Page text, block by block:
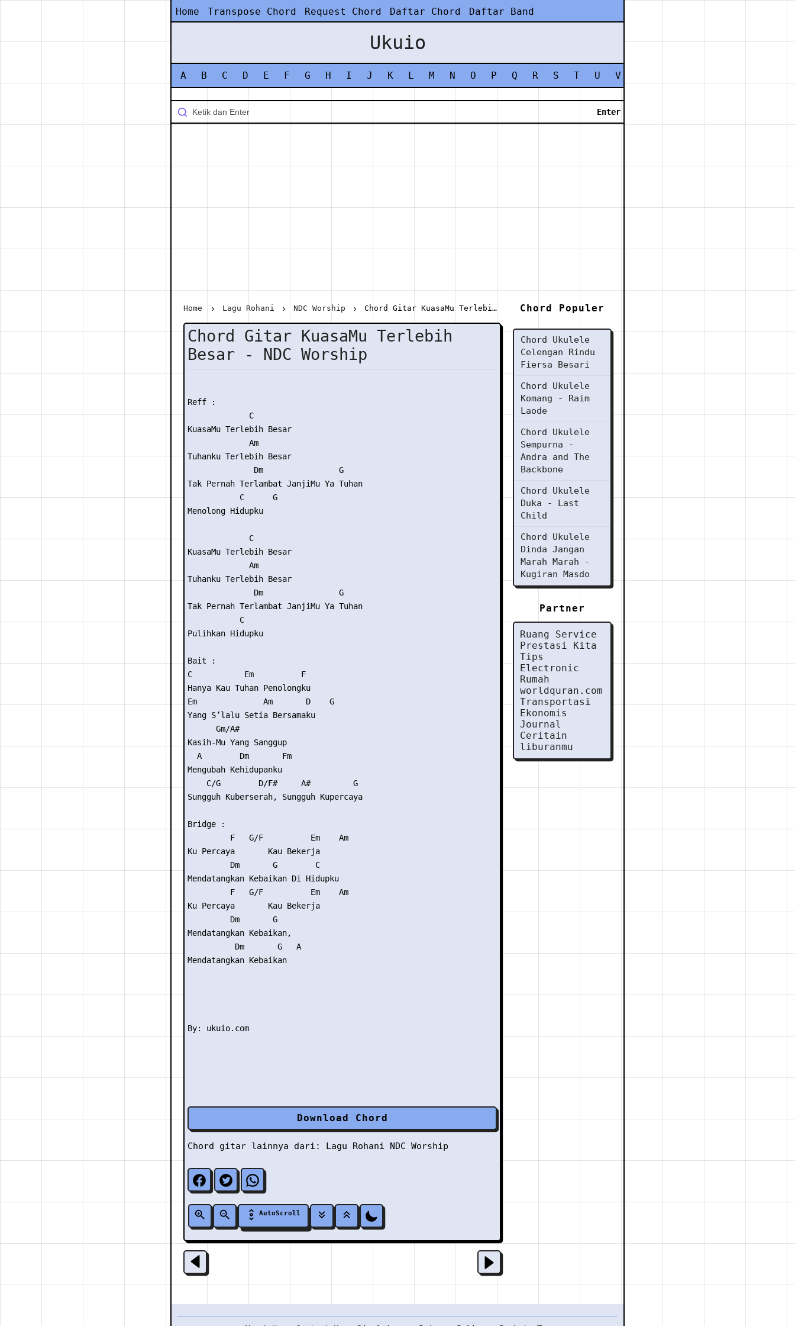
Home Transpose Chord Request Chord Daftar Chord Daftar Band
Ukuio
A B C D E F G H I J K L M N O P Q R S T U V
Home Lagu Rohani NDC Worship Chord Gitar KuasaMu Terlebih Besar - NDC Worship
Chord Gitar KuasaMu Terlebih
Besar - NDC Worship
Reff :
             C
KuasaMu Terlebih Besar
             Am
Tuhanku Terlebih Besar
              Dm                G
Tak Pernah Terlambat JanjiMu Ya Tuhan
           C      G
Menolong Hidupku
             C
KuasaMu Terlebih Besar
             Am
Tuhanku Terlebih Besar
              Dm                G
Tak Pernah Terlambat JanjiMu Ya Tuhan
           C
Pulihkan Hidupku
Bait :
C           Em          F
Hanya Kau Tuhan Penolongku
Em              Am       D    G
Yang S’lalu Setia Bersamaku
      Gm/A#
Kasih-Mu Yang Sanggup
  A        Dm       Fm
Mengubah Kehidupanku
    C/G        D/F#     A#         G
Sungguh Kuberserah, Sungguh Kupercaya
Bridge :
         F   G/F          Em    Am
Ku Percaya       Kau Bekerja
         Dm       G        C
Mendatangkan Kebaikan Di Hidupku
         F   G/F          Em    Am
Ku Percaya       Kau Bekerja
         Dm       G
Mendatangkan Kebaikan,
          Dm       G   A
Mendatangkan Kebaikan
Download Chord
Chord gitar lainnya dari: Lagu Rohani NDC Worship
AutoScroll
Chord Populer
Chord Ukulele
Celengan Rindu
Fiersa Besari
Chord Ukulele
Komang - Raim
Laode
Chord Ukulele
Sempurna -
Andra and The
Backbone
Chord Ukulele
Duka - Last
Child
Chord Ukulele
Dinda Jangan
Marah Marah -
Kugiran Masdo
Partner
Ruang Service
Prestasi Kita
Tips
Electronic
Rumah
worldquran.com
Transportasi
Ekonomis
Journal
Ceritain
liburanmu